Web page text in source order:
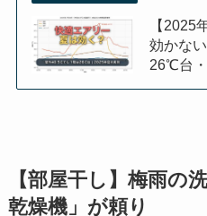
【2025
効かな
26℃台
【部屋干し】梅雨の
乾燥機」が頼り